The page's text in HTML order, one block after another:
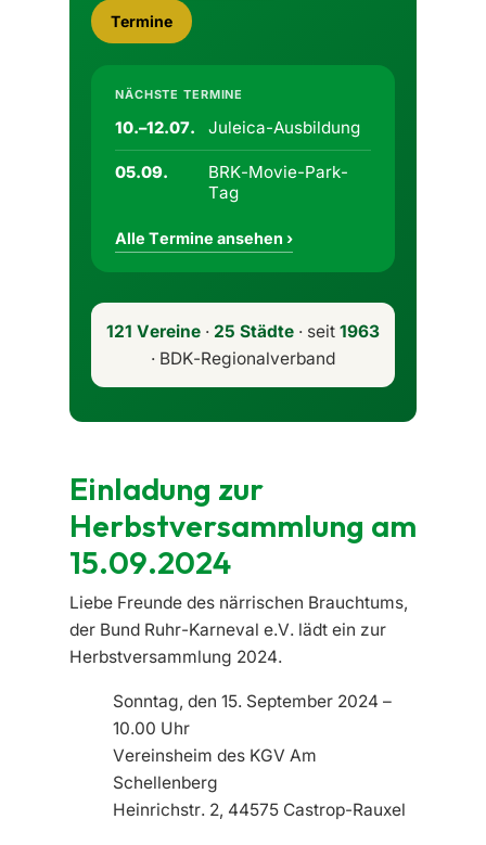
Termine
NÄCHSTE TERMINE
10.–12.07. Juleica-Ausbildung
05.09.
BRK-Movie-Park-
Tag
Alle Termine ansehen ›
121 Vereine · 25 Städte · seit 1963
· BDK-Regionalverband
Einladung zur
Herbstversammlung am
15.09.2024
Liebe Freunde des närrischen Brauchtums,
der Bund Ruhr-Karneval e.V. lädt ein zur
Herbstversammlung 2024.
Sonntag, den 15. September 2024 –
10.00 Uhr
Vereinsheim des KGV Am
Schellenberg
Heinrichstr. 2, 44575 Castrop-Rauxel